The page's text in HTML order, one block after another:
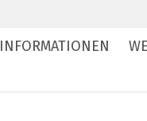
INFORMATIONEN